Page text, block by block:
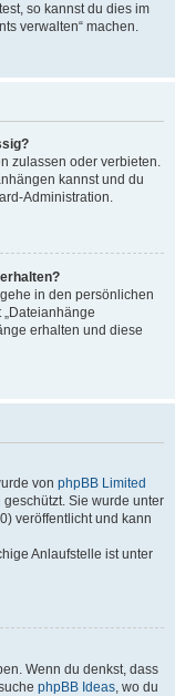
so kannst du dies im
verwalten“ machen.
zulassen oder verbieten.
kannst und du
Administration.
in den persönlichen
„Dateianhänge
erhalten und diese
von phpBB Limited
Sie wurde unter
veröffentlicht und kann
Anlaufstelle ist unter
Wenn du denkst, dass
phpBB Ideas, wo du